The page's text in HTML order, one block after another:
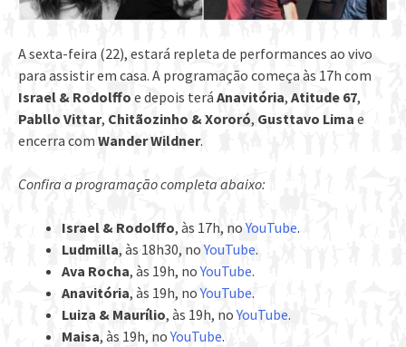
A sexta-feira (22), estará repleta de performances ao vivo
para assistir em casa. A programação começa às 17h com
Israel & Rodolffo e depois terá Anavitória, Atitude 67,
Pabllo Vittar, Chitãozinho & Xororó, Gusttavo Lima e
encerra com Wander Wildner.
Confira a programação completa abaixo:
Israel & Rodolffo, às 17h, noYouTube.
Ludmilla, às 18h30, noYouTube.
Ava Rocha, às 19h, noYouTube.
Anavitória, às 19h, noYouTube.
Luiza & Maurílio, às 19h, noYouTube.
Maisa, às 19h, noYouTube.